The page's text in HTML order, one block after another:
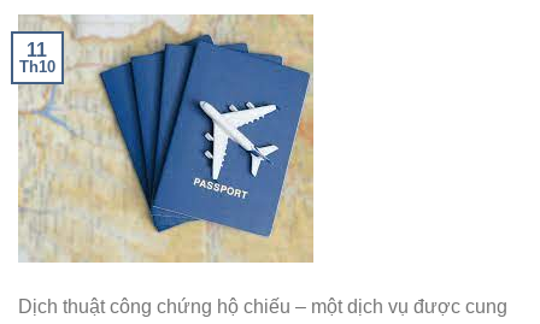
11
Th10
Dịch thuật công chứng hộ chiếu – một dịch vụ được cung